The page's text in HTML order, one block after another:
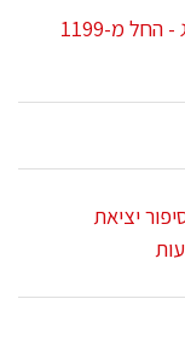
הפעלת יום הולדת גיימינג - החל מ-1199
וזהירון פסח 2026 סיפור יציאת